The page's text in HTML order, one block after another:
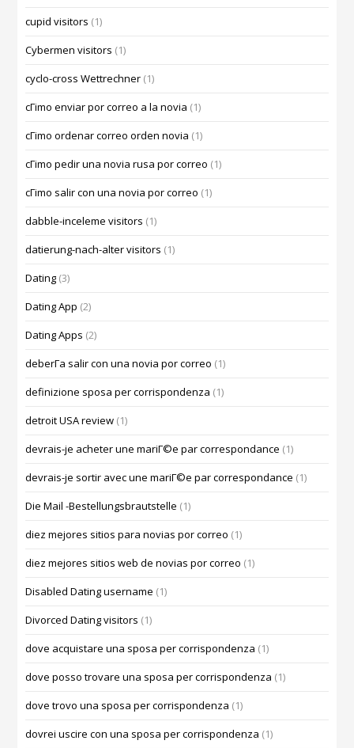
cupid visitors (1)
Cybermen visitors (1)
cyclo-cross Wettrechner (1)
cГіmo enviar por correo a la novia (1)
cГіmo ordenar correo orden novia (1)
cГіmo pedir una novia rusa por correo (1)
cГіmo salir con una novia por correo (1)
dabble-inceleme visitors (1)
datierung-nach-alter visitors (1)
Dating (3)
Dating App (2)
Dating Apps (2)
deberГ­a salir con una novia por correo (1)
definizione sposa per corrispondenza (1)
detroit USA review (1)
devrais-je acheter une mariГ©e par correspondance (1)
devrais-je sortir avec une mariГ©e par correspondance (1)
Die Mail -Bestellungsbrautstelle (1)
diez mejores sitios para novias por correo (1)
diez mejores sitios web de novias por correo (1)
Disabled Dating username (1)
Divorced Dating visitors (1)
dove acquistare una sposa per corrispondenza (1)
dove posso trovare una sposa per corrispondenza (1)
dove trovo una sposa per corrispondenza (1)
dovrei uscire con una sposa per corrispondenza (1)